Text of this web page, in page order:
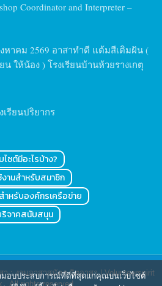
Coordinator and Interpreter –
หาคม 2569 อาสาทำดี แต้มสีเติมฝัน (
ให้น้อง ) โรงเรียนบ้านห้วยรางเกตุ
เรียนปริยากร
ไซต์มีอะไรบ้าง?
งานสำหรับสมาชิก
ำหรับองค์กรเครือข่าย
จาคสนับสนุน
า : งานอาสาสมัคร จิตอาสา | Volunteerspirit
. All rights reserved.
ามอบประสบการณ์ที่ดีที่สุดแก่คุณบนเว็บไซต์